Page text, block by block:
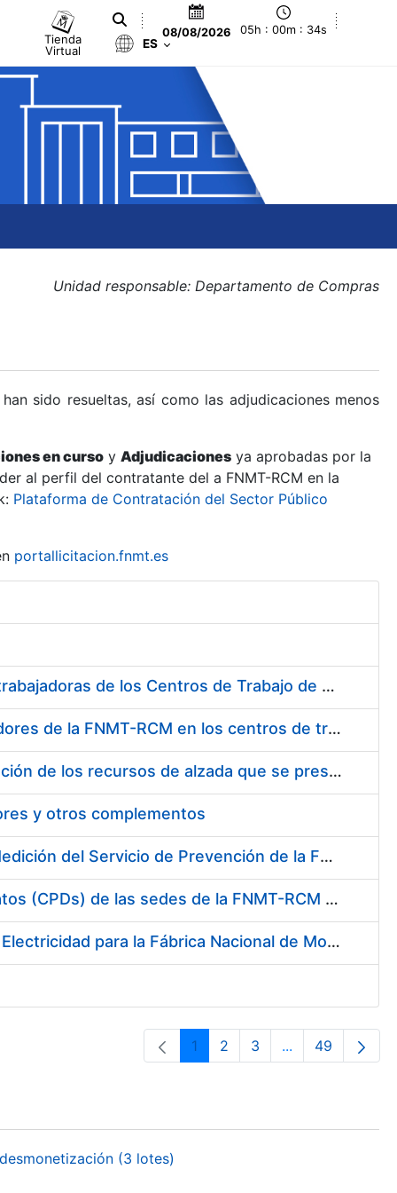
Tienda
Virtual
08/08/2026 05h : 00m : 34s
ES
Unidad responsable: Departamento de Compras
sido resueltas, así como las adjudicaciones menos
en curso y Adjudicaciones ya aprobadas por la
al perfil del contratante del a FNMT-RCM en la
Plataforma de Contratación del Sector Público
portallicitacion.fnmt.es
Suministro de Protectores Auditivos a medida para las personas trabajadoras de los Centros de Trabajo de Madrid y Burgos
Suministro de gafas graduadas antiproyecciones para los trabajadores de la FNMT-RCM en los centros de trabajo de Madrid y Burgos
Servicios de una empresa externa para el asesoramiento y resolución de los recursos de alzada que se presentan relacionados con procesos de selección para la FNMT-RCM
y otros complementos
Servicio de Calibración y Verificación Externa de los Equipos de Medición del Servicio de Prevención de la FNMT-RCM
Conexión mediante Fibra Óptica de los Centros de Proceso de Datos (CPDs) de las sedes de la FNMT-RCM de Burgos y Madrid
Contratación de acuerdo marco para el Suministro de Material de Electricidad para la Fábrica Nacional de Moneda y Timbre-Real Casa de la Moneda en su centro de trabajo de Burgos
Página
1 Página
2 Página
3 ...PáginasPágina
49
(3 lotes)